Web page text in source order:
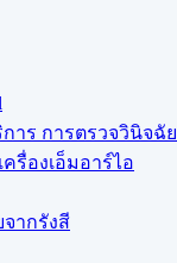
ร การตรวจวินิจฉัย
องเอ็มอาร์ไอ
ากรังสี